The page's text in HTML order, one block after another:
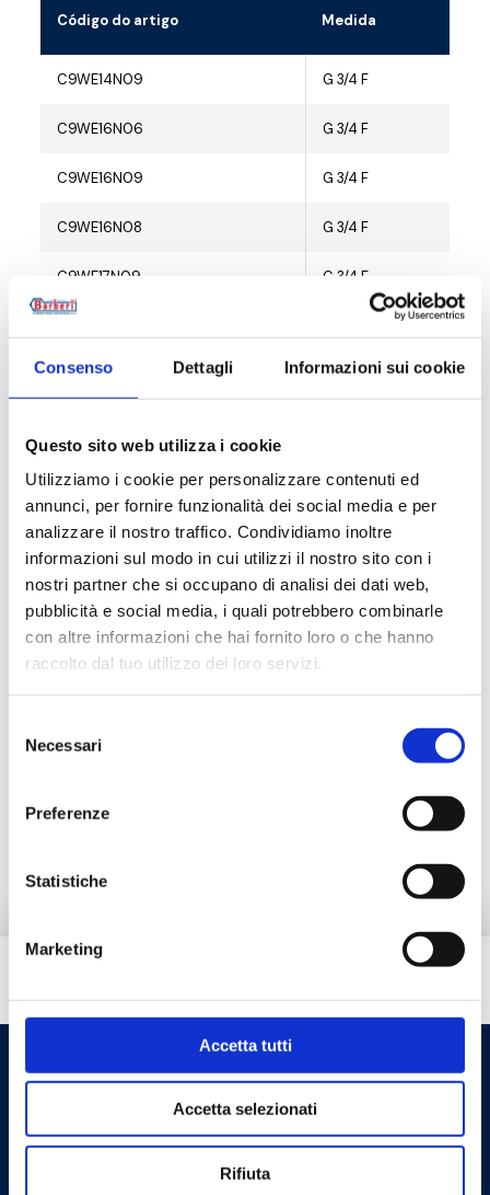
Consenso Dettagli Informazioni sui cookie
Questo sito web utilizza i cookie
Utilizziamo i cookie per personalizzare contenuti ed
annunci, per fornire funzionalità dei social media e per
analizzare il nostro traffico. Condividiamo inoltre
informazioni sul modo in cui utilizzi il nostro sito con i
nostri partner che si occupano di analisi dei dati web,
pubblicità e social media, i quali potrebbero combinarle
con altre informazioni che hai fornito loro o che hanno
raccolto dal tuo utilizzo dei loro servizi.
delNecessari
Preferenze
Statistiche
Marketing
Accetta tutti
Accetta selezionati
Rifiuta
Código do artigo Medida
C9WE14N09 G 3/4 F
C9WE16N06 G 3/4 F
C9WE16N09 G 3/4 F
C9WE16N08 G 3/4 F
C9WE17N09 G 3/4 F
C9WE20N09 G 3/4 F
C9WE20N07 G 3/4 F
Descrição
Acessórios